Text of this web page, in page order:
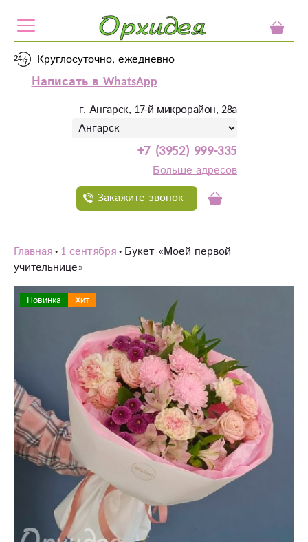
Круглосуточно, ежедневно
Написать в WhatsApp
г. Ангарск, 17-й микрорайон, 28а
+7 (3952) 999-335
Больше адресов
Закажите звонок
Главная 1 сентября Букет «Моей первой
учительнице»
Новинка Хит